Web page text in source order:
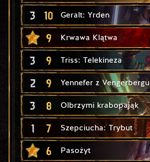
3 10 Geralt: Yrden
9 Krwawa Klątwa
3 9 Triss: Telekineza
2 9 Yennefer z Vengerbergu
3 8 Olbrzymi krabopająk
1 7 Szepciucha: Trybut
6 Pasożyt